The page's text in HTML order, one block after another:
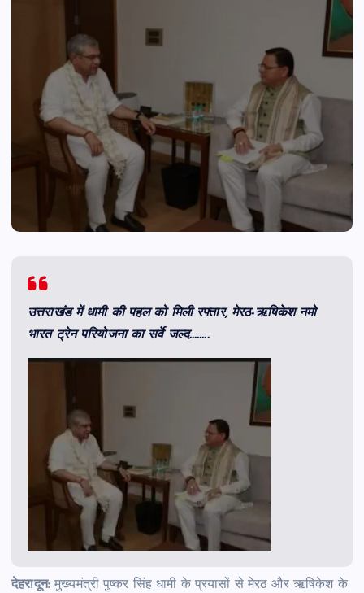
उत्तराखंड में धामी की पहल को मिली रफ्तार, मेरठ-ऋषिकेश नमो
भारत ट्रेन परियोजना का सर्वे जल्द……..
देहरादून:मुख्यमंत्री पुष्कर सिंह धामी के प्रयासों से मेरठ और ऋषिकेश के